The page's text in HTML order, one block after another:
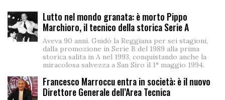
Lutto nel mondo granata: è morto Pippo
Marchioro, il tecnico della storica Serie A
Aveva 90 anni. Guidò la Reggiana per sei stagioni,
dalla promozione in Serie B del 1989 alla prima
storica salita in A nel 1993, conquistando anche la
miracolosa salvezza a San Siro il 1° maggio 1994.
Francesco Marroccu entra in società: è il nuovo
Direttore Generale dell’Area Tecnica